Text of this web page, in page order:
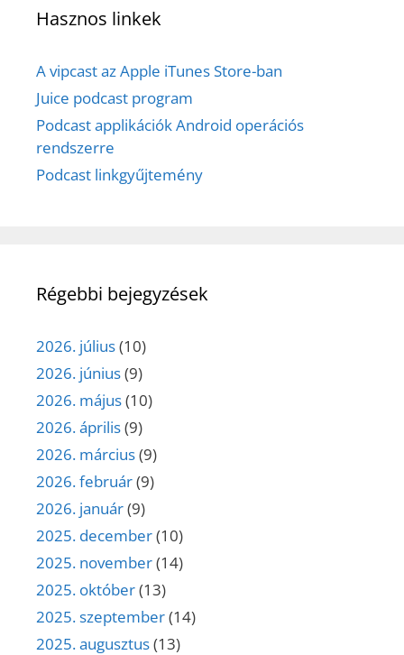
Hasznos linkek
A vipcast az Apple iTunes Store-ban
Juice podcast program
Podcast applikációk Android operációs
rendszerre
Podcast linkgyűjtemény
Régebbi bejegyzések
2026. július(10)
2026. június(9)
2026. május(10)
2026. április(9)
2026. március(9)
2026. február(9)
2026. január(9)
2025. december(10)
2025. november(14)
2025. október(13)
2025. szeptember(14)
2025. augusztus(13)